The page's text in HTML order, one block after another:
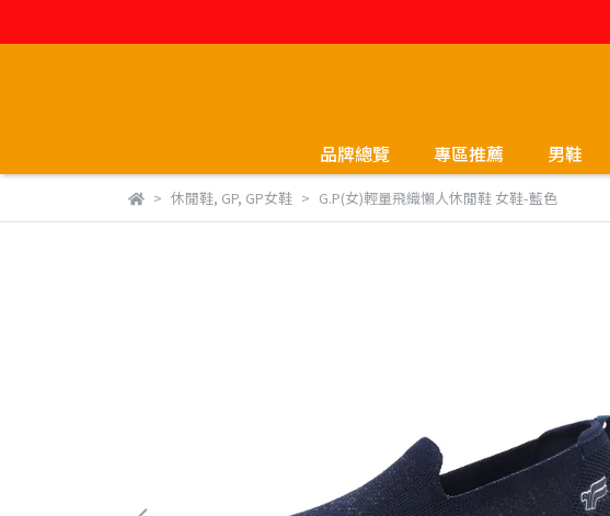
品牌總覽 專區推薦 男鞋
休閒鞋, GP, GP女鞋 G.P(女)輕量飛織懶人休閒鞋 女鞋-藍色